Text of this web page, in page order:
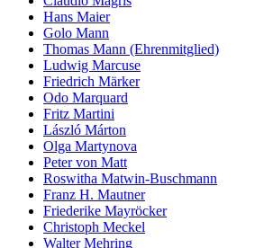
Hans Maier
Golo Mann
Thomas Mann (Ehrenmitglied)
Ludwig Marcuse
Friedrich Märker
Odo Marquard
Fritz Martini
László Márton
Olga Martynova
Peter von Matt
Roswitha Matwin-Buschmann
Franz H. Mautner
Friederike Mayröcker
Christoph Meckel
Walter Mehring